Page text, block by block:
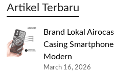
Artikel Terbaru
Brand Lokal
Casing
Modern
March 16, 2026